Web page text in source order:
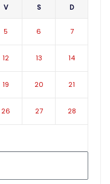
V S D
5 6 7
12 13 14
19 20 21
26 27 28